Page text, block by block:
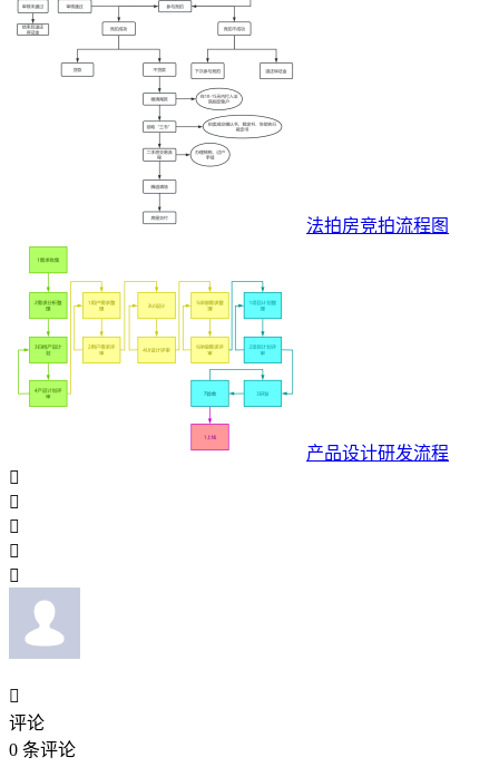
法拍房竞拍流程图
产品设计研发流程






评论
0 条评论